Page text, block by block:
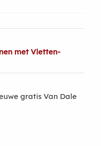
met Vletten-
gratis Van Dale